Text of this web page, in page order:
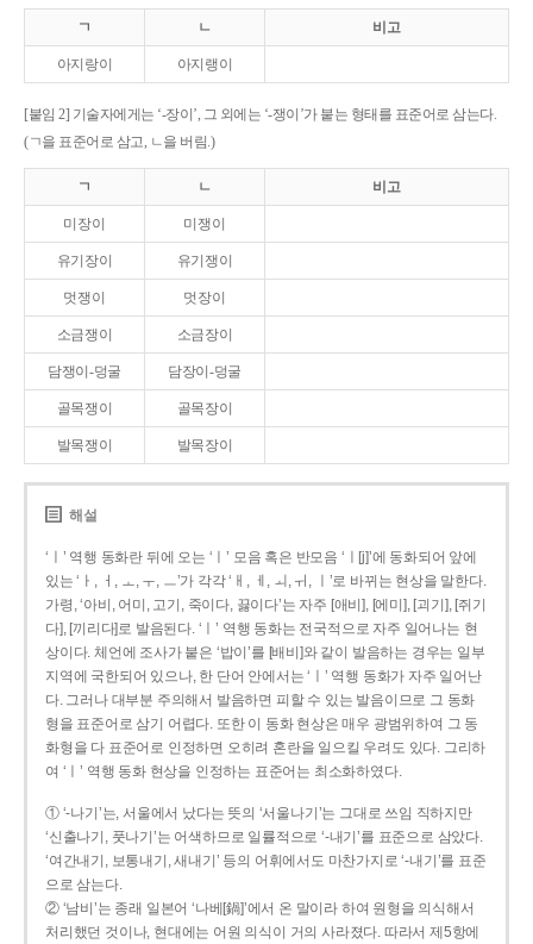
ㄱ ㄴ 비고
아지랑이 아지랭이
[붙임 2] 기술자에게는 ‘-장이’, 그 외에는 ‘-쟁이’가 붙는 형태를 표준어로 삼는다.
(ㄱ을 표준어로 삼고, ㄴ을 버림.)
ㄱ ㄴ 비고
미장이 미쟁이
유기장이 유기쟁이
멋쟁이 멋장이
소금쟁이 소금장이
담쟁이-덩굴 담장이-덩굴
골목쟁이 골목장이
발목쟁이 발목장이
해설
‘ㅣ’ 역행 동화란 뒤에 오는 ‘ㅣ’ 모음 혹은 반모음 ‘ㅣ[j]’에 동화되어 앞에
있는 ‘ㅏ, ㅓ, ㅗ, ㅜ, ㅡ’가 각각 ‘ㅐ, ㅔ, ㅚ, ㅟ, ㅣ’로 바뀌는 현상을 말한다.
가령, ‘아비, 어미, 고기, 죽이다, 끓이다’는 자주 [애비], [에미], [괴기], [쥐기
다], [끼리다]로 발음된다. ‘ㅣ’ 역행 동화는 전국적으로 자주 일어나는 현
상이다. 체언에 조사가 붙은 ‘밥이’를 [배비]와 같이 발음하는 경우는 일부
지역에 국한되어 있으나, 한 단어 안에서는 ‘ㅣ’ 역행 동화가 자주 일어난
다. 그러나 대부분 주의해서 발음하면 피할 수 있는 발음이므로 그 동화
형을 표준어로 삼기 어렵다. 또한 이 동화 현상은 매우 광범위하여 그 동
화형을 다 표준어로 인정하면 오히려 혼란을 일으킬 우려도 있다. 그리하
여 ‘ㅣ’ 역행 동화 현상을 인정하는 표준어는 최소화하였다.
① ‘-나기’는, 서울에서 났다는 뜻의 ‘서울나기’는 그대로 쓰임 직하지만
‘신출나기, 풋나기’는 어색하므로 일률적으로 ‘-내기’를 표준으로 삼았다.
‘여간내기, 보통내기, 새내기’ 등의 어휘에서도 마찬가지로 ‘-내기’를 표준
으로 삼는다.
② ‘남비’는 종래 일본어 ‘나베[鍋]’에서 온 말이라 하여 원형을 의식해서
처리했던 것이나, 현대에는 어원 의식이 거의 사라졌다. 따라서 제5항에